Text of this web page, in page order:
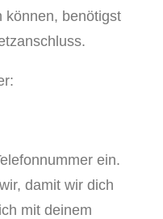
können, benötigst
ein.
damit wir dich
mit deinem